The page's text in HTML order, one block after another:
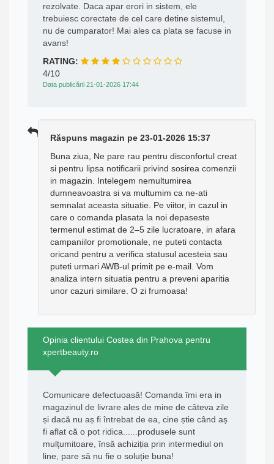
rezolvate. Daca apar erori in sistem, ele
trebuiesc corectate de cel care detine sistemul,
nu de cumparator! Mai ales ca plata se facuse in
avans!
RATING:
4/10
Data publicării 21-01-2026 17:44
Răspuns magazin pe 23-01-2026 15:37
Buna ziua, Ne pare rau pentru disconfortul creat
si pentru lipsa notificarii privind sosirea comenzii
in magazin. Intelegem nemultumirea
dumneavoastra si va multumim ca ne-ati
semnalat aceasta situatie. Pe viitor, in cazul in
care o comanda plasata la noi depaseste
termenul estimat de 2–5 zile lucratoare, in afara
campaniilor promotionale, ne puteti contacta
oricand pentru a verifica statusul acesteia sau
puteti urmari AWB-ul primit pe e-mail. Vom
analiza intern situatia pentru a preveni aparitia
unor cazuri similare. O zi frumoasa!
Opinia clientului Costea din Prahova pentru
xpertbeauty.ro
Comunicare defectuoasă! Comanda îmi era in
magazinul de livrare ales de mine de câteva zile
și dacă nu aș fi întrebat de ea, cine știe când aș
fi aflat că o pot ridica......produsele sunt
mulțumitoare, însă achiziția prin intermediul on
line, pare să nu fie o soluție buna!